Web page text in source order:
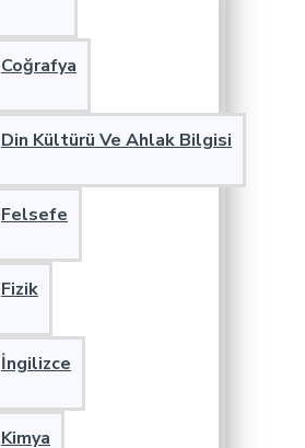
Coğrafya
Din Kültürü Ve Ahlak Bilgisi
Felsefe
Fizik
İngilizce
Kimya